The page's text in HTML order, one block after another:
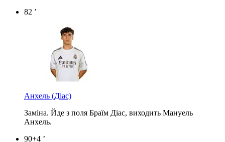
82 ’
Анхель (Діас)
Заміна. Йде з поля Браїм Діас, виходить Мануель
Анхель.
90+4 ’